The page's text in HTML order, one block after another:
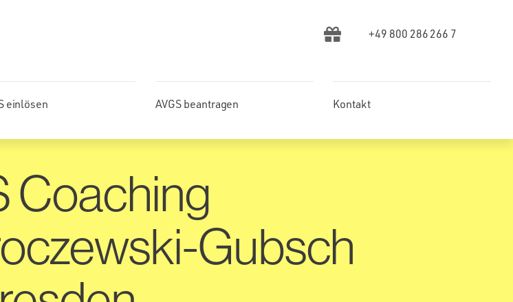
+49 800 286 266 7
einlösen AVGS beantragen Kontakt
Coaching
Gubsch